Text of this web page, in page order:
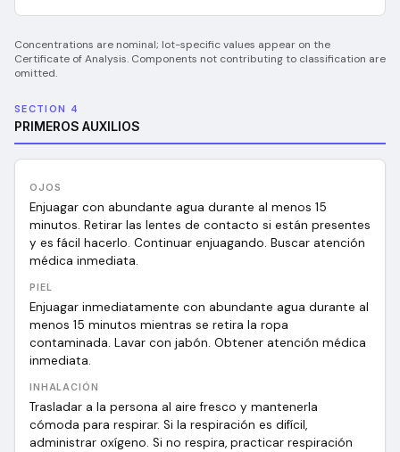
Concentrations are nominal; lot-specific values appear on the
Certificate of Analysis. Components not contributing to classification are
omitted.
SECTION 4
PRIMEROS AUXILIOS
OJOS
Enjuagar con abundante agua durante al menos 15
minutos. Retirar las lentes de contacto si están presentes
y es fácil hacerlo. Continuar enjuagando. Buscar atención
médica inmediata.
PIEL
Enjuagar inmediatamente con abundante agua durante al
menos 15 minutos mientras se retira la ropa
contaminada. Lavar con jabón. Obtener atención médica
inmediata.
INHALACIÓN
Trasladar a la persona al aire fresco y mantenerla
cómoda para respirar. Si la respiración es difícil,
administrar oxígeno. Si no respira, practicar respiración